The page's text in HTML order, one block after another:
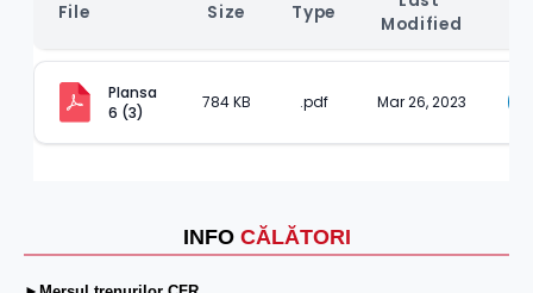
INFO CĂLĂTORI
File Size Type
Modified
Plansa
6 (3)
784 KB .pdf Mar 26, 2023